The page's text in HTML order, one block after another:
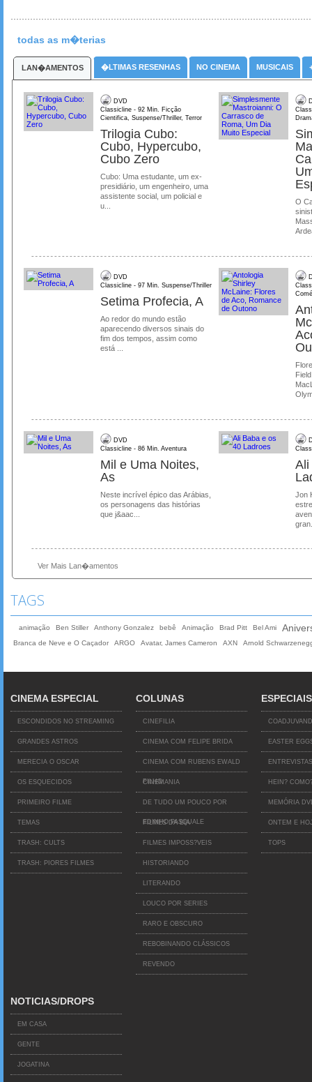
todas as m�terias
LAN�AMENTOS �LTIMAS RESENHAS NO CINEMA MUSICAIS
DVD
Classicline - 92 Min. Ficção
Cientifica, Suspense/Thriller, Terror
Trilogia Cubo:
Cubo, Hypercubo,
Cubo Zero
Cubo: Uma estudante, um ex-
presidiário, um engenheiro, uma
assistente social, um policial e
u...
O
DVD
Classicline - 97 Min. Suspense/Thriller
Setima Profecia, A
Ao redor do mundo estão
aparecendo diversos sinais do
fim dos tempos, assim como
está ...
DVD
Classicline - 86 Min. Aventura
Mil e Uma Noites,
As
Neste incrível épico das Arábias,
os personagens das histórias
que j&aac...
Ali
Jon
Ver Mais Lan�amentos
TAGS
animação Ben Stiller Anthony Gonzalez bebê Animação Brad Pitt Bel Ami
Branca de Neve e O Caçador ARGO Avatar, James Cameron AXN Arnold
CINEMA ESPECIAL
ESCONDIDOS NO STREAMING
GRANDES ASTROS
MERECIA O OSCAR
OS ESQUECIDOS
PRIMEIRO FILME
TEMAS
TRASH: CULTS
TRASH: PIORES FILMES
COLUNAS
CINEFILIA
CINEMA COM FELIPE BRIDA
CINEMA COM RUBENS EWALD
FILHO
CINEMANIA
DE TUDO UM POUCO POR
EDINHO PASQUALE
FILMES DA BIA
FILMES IMPOSS?VEIS
HISTORIANDO
LITERANDO
LOUCO POR SERIES
RARO E OBSCURO
REBOBINANDO CLÁSSICOS
REVENDO
ESPECIAIS
EASTER
ENTREVISTAS
HEIN?
MEMÓRIA
ONTEM E
TOPS
NOTICIAS/DROPS
EM CASA
GENTE
JOGATINA